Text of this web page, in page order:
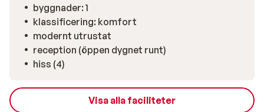
byggnader: 1
klassificering: komfort
modernt utrustat
reception (öppen dygnet runt)
hiss (4)
Visa alla faciliteter